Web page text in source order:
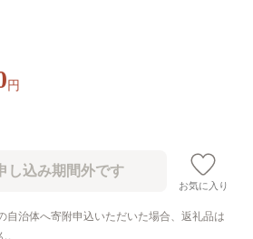
円
お気に入り
自治体へ寄附申込いただいた場合、返礼品は